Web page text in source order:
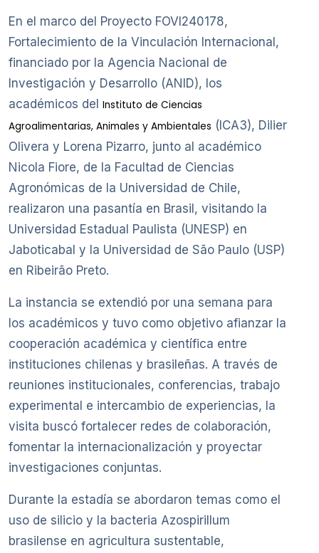
En el marco del Proyecto FOVI240178,
Fortalecimiento de la Vinculación Internacional,
financiado por la Agencia Nacional de
Investigación y Desarrollo (ANID), los
académicos del Instituto de Ciencias
Agroalimentarias, Animales y Ambientales (ICA3), Dilier
Olivera y Lorena Pizarro, junto al académico
Nicola Fiore, de la Facultad de Ciencias
Agronómicas de la Universidad de Chile,
realizaron una pasantía en Brasil, visitando la
Universidad Estadual Paulista (UNESP) en
Jaboticabal y la Universidad de São Paulo (USP)
en Ribeirão Preto.
La instancia se extendió por una semana para
los académicos y tuvo como objetivo afianzar la
cooperación académica y científica entre
instituciones chilenas y brasileñas. A través de
reuniones institucionales, conferencias, trabajo
experimental e intercambio de experiencias, la
visita buscó fortalecer redes de colaboración,
fomentar la internacionalización y proyectar
investigaciones conjuntas.
Durante la estadía se abordaron temas como el
uso de silicio y la bacteria Azospirillum
brasilense en agricultura sustentable,